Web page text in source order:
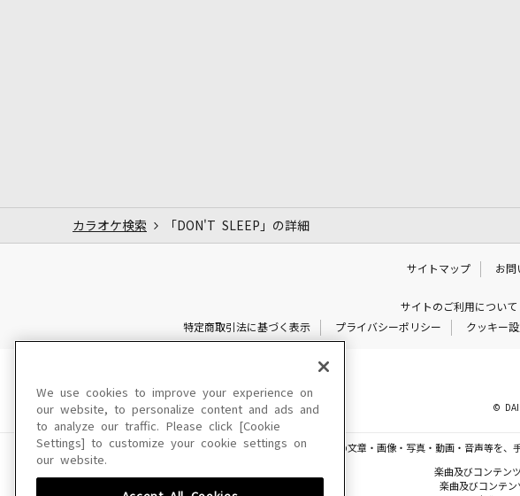
カラオケ検索 「DON'T SLEEP」の詳細
サイトマップ お問
サイトのご利用について
特定商取引法に基づく表示
プライバシーポリシー クッキー
©
このサイトに掲載されている一切の文章・画像・写真・動画・音声等を
楽曲及びコンテン
楽曲及びコンテン
We use cookies to improve your experience on
our website, to personalize content and ads and
to analyze our traffic. Please click [Cookie
Settings] to customize your cookie settings on
our website.